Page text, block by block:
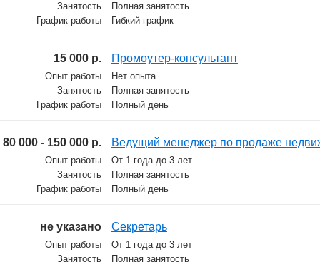
Занятость
Полная занятость
График работы
Гибкий график
15 000 р. Промоутер-консультант
Опыт работы
Нет опыта
Занятость
Полная занятость
График работы
Полный день
80 000 - 150 000 р. Ведущий менеджер по продаже
Опыт работы
От 1 года до 3 лет
Занятость
Полная занятость
График работы
Полный день
не указано Секретарь
Опыт работы
От 1 года до 3 лет
Занятость
Полная занятость